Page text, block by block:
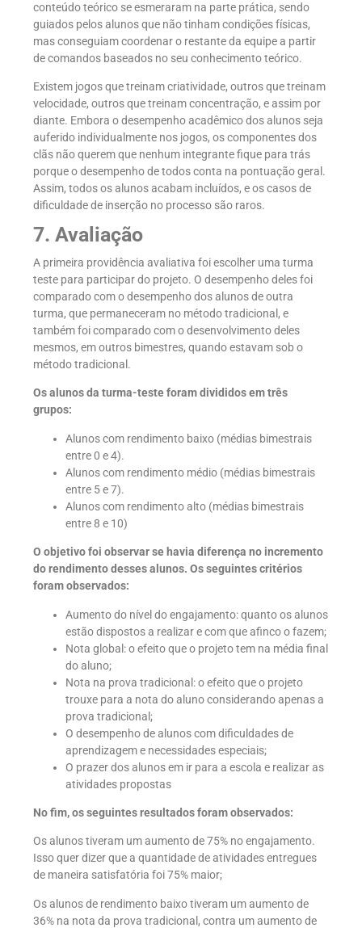
conteúdo teórico se esmeraram na parte prática, sendo
guiados pelos alunos que não tinham condições físicas,
mas conseguiam coordenar o restante da equipe a partir
de comandos baseados no seu conhecimento teórico.
Existem jogos que treinam criatividade, outros que treinam
velocidade, outros que treinam concentração, e assim por
diante. Embora o desempenho acadêmico dos alunos seja
auferido individualmente nos jogos, os componentes dos
clãs não querem que nenhum integrante fique para trás
porque o desempenho de todos conta na pontuação geral.
Assim, todos os alunos acabam incluídos, e os casos de
dificuldade de inserção no processo são raros.
7. Avaliação
A primeira providência avaliativa foi escolher uma turma
teste para participar do projeto. O desempenho deles foi
comparado com o desempenho dos alunos de outra
turma, que permaneceram no método tradicional, e
também foi comparado com o desenvolvimento deles
mesmos, em outros bimestres, quando estavam sob o
método tradicional.
Os alunos da turma-teste foram divididos em três
grupos:
Alunos com rendimento baixo (médias bimestrais
entre 0 e 4).
Alunos com rendimento médio (médias bimestrais
entre 5 e 7).
Alunos com rendimento alto (médias bimestrais
entre 8 e 10)
O objetivo foi observar se havia diferença no incremento
do rendimento desses alunos. Os seguintes critérios
foram observados:
Aumento do nível do engajamento: quanto os alunos
estão dispostos a realizar e com que afinco o fazem;
Nota global: o efeito que o projeto tem na média final
do aluno;
Nota na prova tradicional: o efeito que o projeto
trouxe para a nota do aluno considerando apenas a
prova tradicional;
O desempenho de alunos com dificuldades de
aprendizagem e necessidades especiais;
O prazer dos alunos em ir para a escola e realizar as
atividades propostas
No fim, os seguintes resultados foram observados:
Os alunos tiveram um aumento de 75% no engajamento.
Isso quer dizer que a quantidade de atividades entregues
de maneira satisfatória foi 75% maior;
Os alunos de rendimento baixo tiveram um aumento de
36% na nota da prova tradicional, contra um aumento de